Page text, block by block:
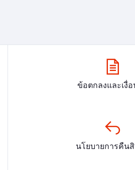
ข้อตกลงและเงื่
นโยบายการคืน